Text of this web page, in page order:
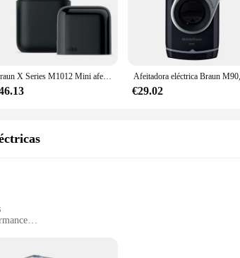
Braun X Series M1012 Mini afeitadora para hombres, afeitadora de barba eléctrica recargable lavable de doble uso en seco y húmedo, Original
€29.02
shaving experience